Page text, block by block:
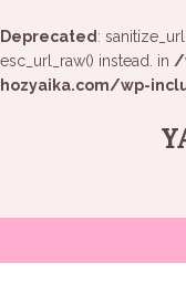
Deprecated :
esc_url_raw() instead. in /
hozyaika.com/wp-